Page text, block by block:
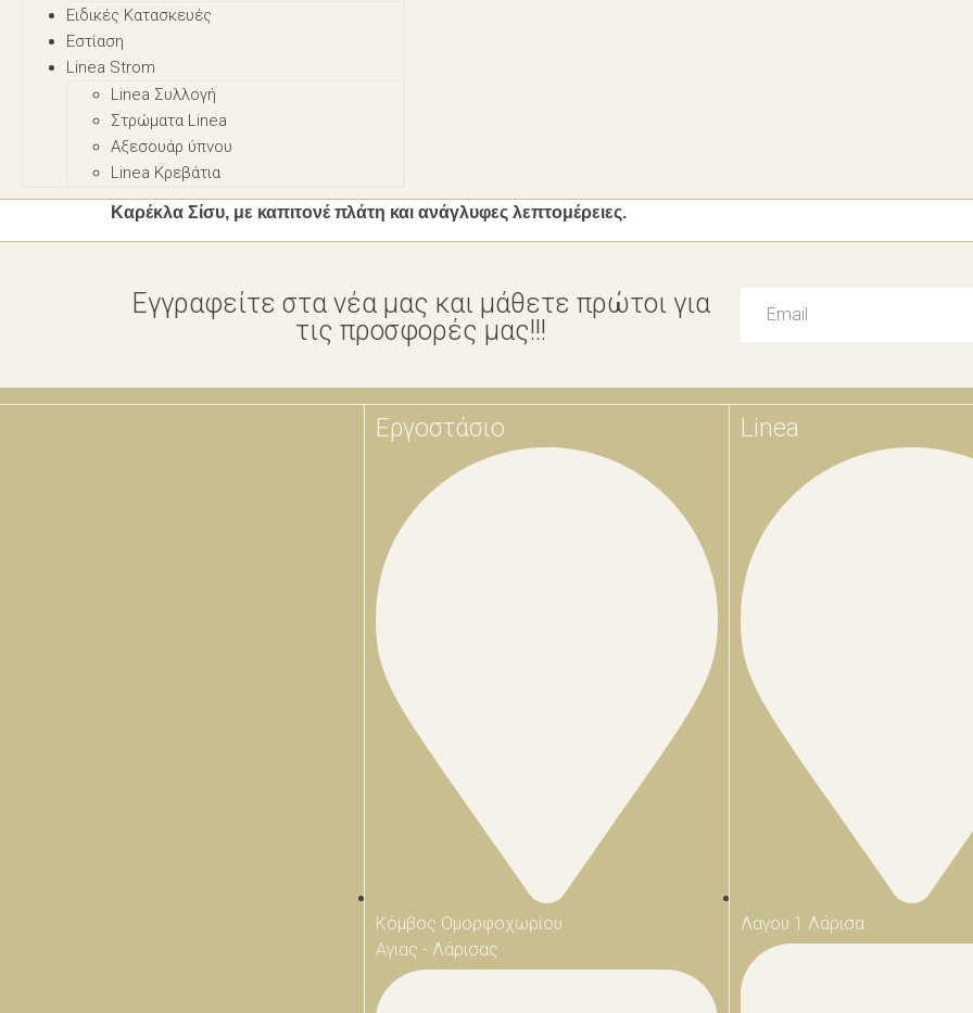
Ειδικές Κατασκευές
Εστίαση
Linea Strom
Linea Συλλογή
Στρώματα Linea
Αξεσουάρ ύπνου
Linea Κρεβάτια
Καρέκλα Σίσυ, με καπιτονέ πλάτη και ανάγλυφες λεπτομέρειες.
Εγγραφείτε στα νέα μας και μάθετε πρώτοι για
τις προσφορές μας!!!
Εργοστάσιο
Κόμβος Ομορφοχωρίου
Αγιας - Λάρισας
Linea
Λαγου 1 Λάρισα